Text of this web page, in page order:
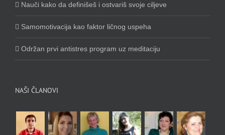
Nauči kako da definišeš i ostvariš svoje ciljeve
Samomotivacija kao faktor ličnog uspeha
Održan prvi antistres program uz meditaciju
NAŠI ČLANOVI